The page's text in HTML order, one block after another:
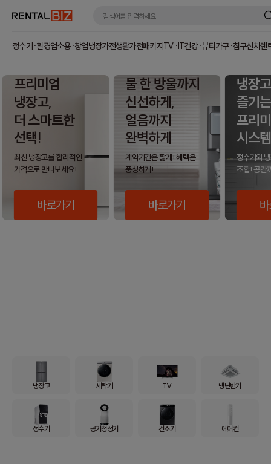
정수기·환경업소용·창업냉장가전생활가전패키지TV·IT건강·뷰티가구·침구신차렌
프리미엄
냉장고,
더 스마트한
선택!
최신 냉장고를 합리적인
가격으로 만나보세요!
바로가기
물 한 방울까지
신선하게,
얼음까지
완벽하게
계약기간은 짧게! 혜택은
풍성하게!
바로가기
냉장
즐기는
프리
시스템
정수기와
조합! 공간
냉장고 세탁기 TV 냉난반기
정수기 공기청정기 건조기 에어컨